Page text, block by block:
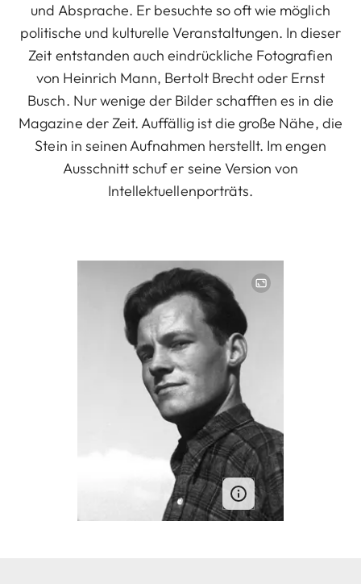
und Absprache. Er besuchte so oft wie möglich
politische und kulturelle Veranstaltungen. In dieser
Zeit entstanden auch eindrückliche Fotografien
von Heinrich Mann, Bertolt Brecht oder Ernst
Busch. Nur wenige der Bilder schafften es in die
Magazine der Zeit. Auffällig ist die große Nähe, die
Stein in seinen Aufnahmen herstellt. Im engen
Ausschnitt schuf er seine Version von
Intellektuellenporträts.